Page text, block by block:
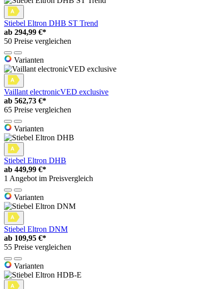
Stiebel Eltron DHB ST Trend
ab 294,99 €*
50 Preise vergleichen
Varianten
Vaillant electronicVED exclusive
ab 562,73 €*
65 Preise vergleichen
Varianten
Stiebel Eltron DHB
ab 449,99 €*
1 Angebot im Preisvergleich
Varianten
Stiebel Eltron DNM
ab 109,95 €*
55 Preise vergleichen
Varianten